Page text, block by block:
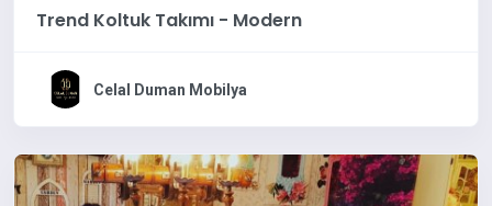
Trend Koltuk Takımı - Modern
Celal Duman Mobilya